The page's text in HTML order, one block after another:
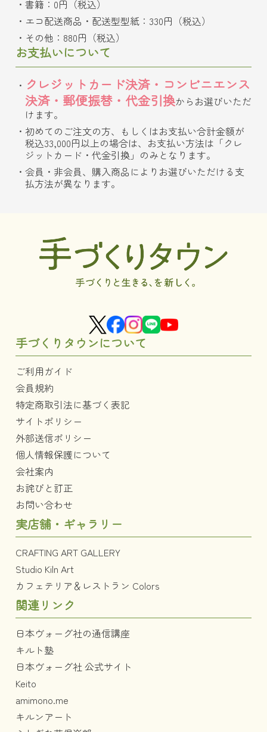
書籍：0円（税込）
エコ配送商品・配送型型紙：330円（税込）
その他：880円（税込）
お支払いについて
クレジットカード決済・コンビニエンス
決済・郵便振替・代金引換からお選びいただ
けます。
初めてのご注文の方、もしくはお支払い合計金額が
税込33,000円以上の場合は、お支払い方法は「クレ
ジットカード・代金引換」のみとなります。
会員・非会員、購入商品によりお選びいただける支
払方法が異なります。
手づくりタウンについて
ご利用ガイド
会員規約
特定商取引法に基づく表記
サイトポリシー
外部送信ポリシー
個人情報保護について
会社案内
お詫びと訂正
お問い合わせ
実店舗・ギャラリー
CRAFTING ART GALLERY
Studio Kiln Art
カフェテリア＆レストラン Colors
関連リンク
日本ヴォーグ社の通信講座
キルト塾
日本ヴォーグ社 公式サイト
Keito
amimono.me
キルンアート